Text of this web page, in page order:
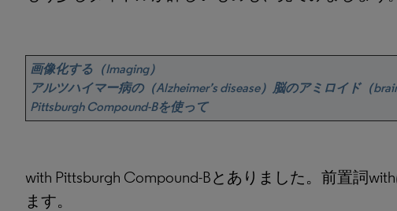
画像化する（Imaging）
アルツハイマー病の（Alzheimer’s disease）脳のアミロイド（
Pittsburgh Compound-Bを使って
with Pittsburgh Compound-Bとありました。前置詞
ます。